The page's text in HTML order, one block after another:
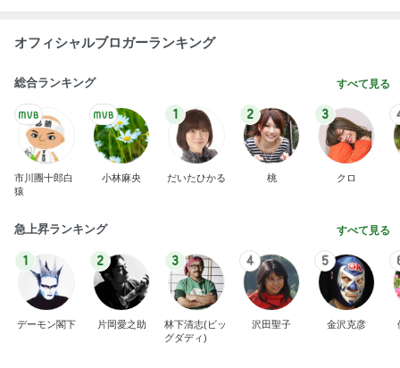
オフィシャルブロガーランキング
総合ランキング すべて見る
市川團十郎白
猿
小林麻央
1
だいたひかる
2
桃
3
クロ
急上昇ランキング すべて見る
1
デーモン閣下
2
片岡愛之助
3
林下清志(ビッ
グダディ)
4
沢田聖子
5
金沢克彦